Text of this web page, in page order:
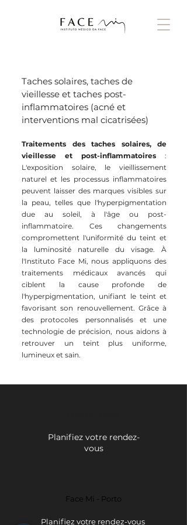
Taches solaires, taches de
vieillesse et taches post-
inflammatoires (acné et
interventions mal cicatrisées)
Traitements des taches solaires, de
vieillesse et post-inflammatoires :
L'exposition solaire, le vieillissement
naturel et les processus inflammatoires
peuvent laisser des marques visibles sur
la peau, telles que l'hyperpigmentation
due au soleil, à l'âge ou post-
inflammatoire. Ces changements
compromettent l'uniformité du teint et
la luminosité naturelle du visage. À
l'Instituto Face Mi, nous appliquons des
traitements médicaux avancés qui
ciblent la cause profonde de
l'hyperpigmentation, unifiant le teint et
favorisant son renouvellement. Grâce à
des protocoles personnalisés et une
technologie de précision, nous aidons à
retrouver un teint plus uniforme,
lumineux et sain.
Planifiez votre rendez-
vous
Face Mi - Porto
Planifiez votre rendez-vous